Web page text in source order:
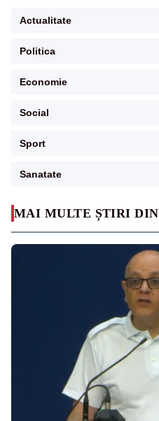
MAI MULTE ȘTIRI DIN
Actualitate
Politica
Economie
Social
Sport
Sanatate